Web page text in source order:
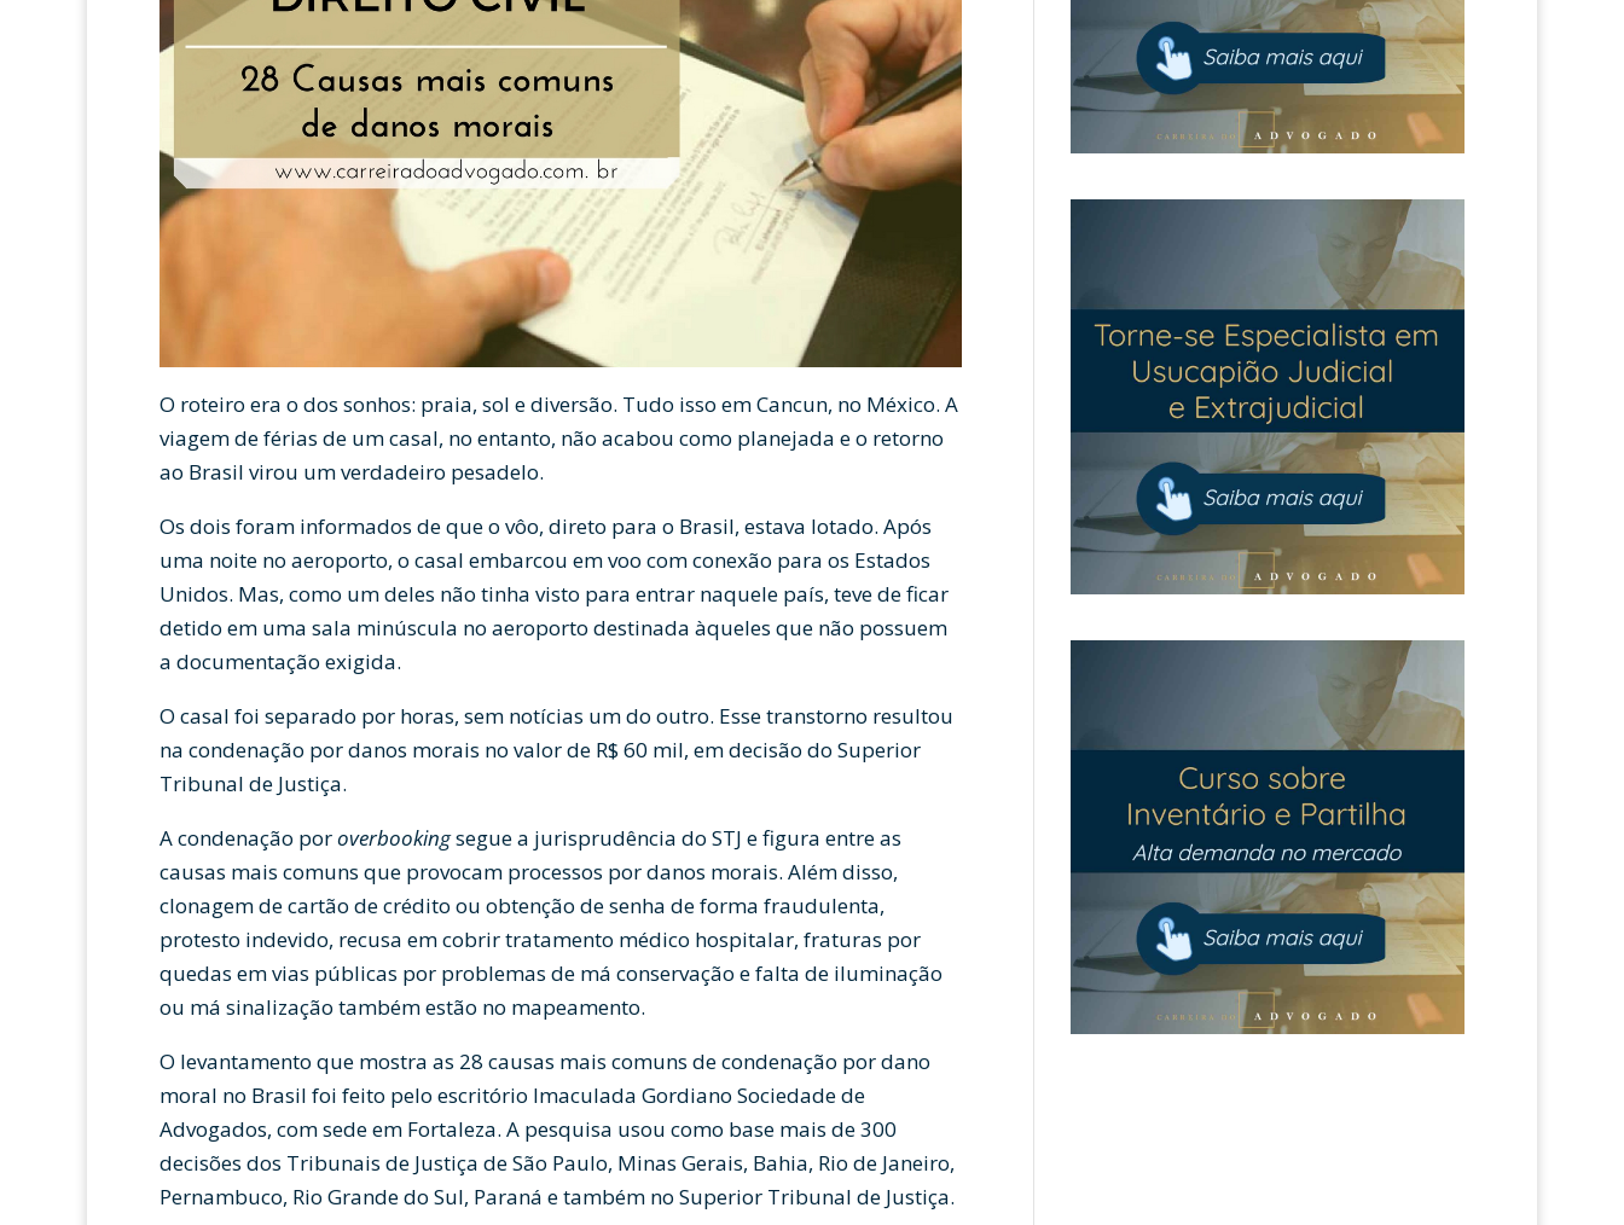
O roteiro era o dos sonhos: praia, sol e diversão. Tudo isso em Cancun, no México. A
viagem de férias de um casal, no entanto, não acabou como planejada e o retorno
ao Brasil virou um verdadeiro pesadelo.
Os dois foram informados de que o vôo, direto para o Brasil, estava lotado. Após
uma noite no aeroporto, o casal embarcou em voo com conexão para os Estados
Unidos. Mas, como um deles não tinha visto para entrar naquele país, teve de ficar
detido em uma sala minúscula no aeroporto destinada àqueles que não possuem
a documentação exigida.
O casal foi separado por horas, sem notícias um do outro. Esse transtorno resultou
na condenação por danos morais no valor de R$ 60 mil, em decisão do Superior
Tribunal de Justiça.
A condenação poroverbookingsegue a jurisprudência do STJ e figura entre as
causas mais comuns que provocam processos por danos morais. Além disso,
clonagem de cartão de crédito ou obtenção de senha de forma fraudulenta,
protesto indevido, recusa em cobrir tratamento médico hospitalar, fraturas por
quedas em vias públicas por problemas de má conservação e falta de iluminação
ou má sinalização também estão no mapeamento.
O levantamento que mostra as 28 causas mais comuns de condenação por dano
moral no Brasil foi feito pelo escritório Imaculada Gordiano Sociedade de
Advogados, com sede em Fortaleza. A pesquisa usou como base mais de 300
decisões dos Tribunais de Justiça de São Paulo, Minas Gerais, Bahia, Rio de Janeiro,
Pernambuco, Rio Grande do Sul, Paraná e também no Superior Tribunal de Justiça.